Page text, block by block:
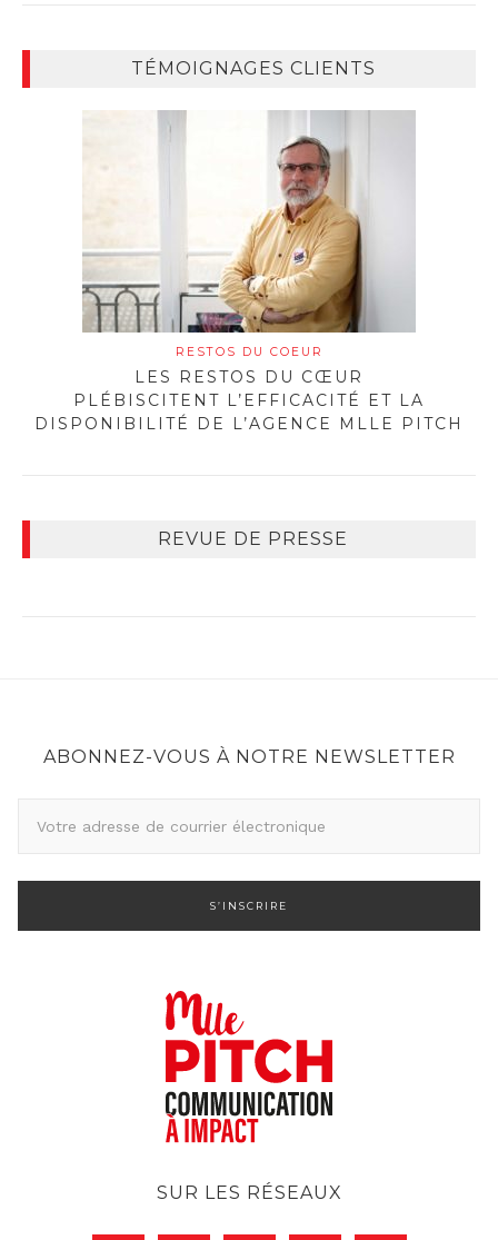
TÉMOIGNAGES CLIENTS
RESTOS DU COEUR
LES RESTOS DU CŒUR
PLÉBISCITENT L’EFFICACITÉ ET LA
DISPONIBILITÉ DE L’AGENCE MLLE PITCH
REVUE DE PRESSE
ABONNEZ-VOUS À NOTRE NEWSLETTER
r
SUR LES RÉSEAUX